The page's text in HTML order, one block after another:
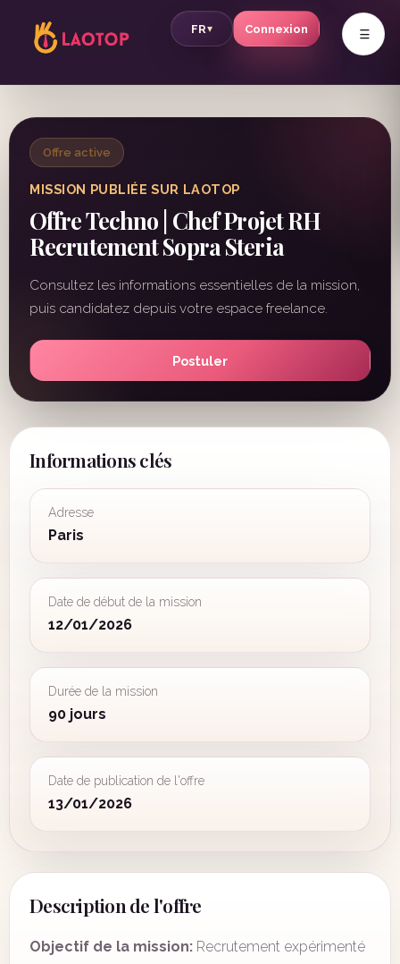
FR▾ Connexion v
Offre active
MISSION PUBLIÉE SUR LAOTOP
Offre Techno | Chef Projet RH
Recrutement Sopra Steria
Consultez les informations essentielles de la mission,
puis candidatez depuis votre espace freelance.
Postuler
Informations clés
Adresse
Paris
Date de début de la mission
12/01/2026
Durée de la mission
90 jours
Date de publication de l'offre
13/01/2026
Description de l'offre
Objectif de la mission: Recrutement expérimenté